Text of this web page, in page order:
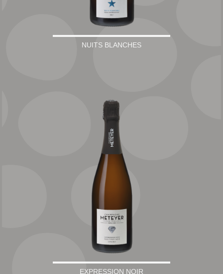
NUITS BLANCHES
EXPRESSION NOIR